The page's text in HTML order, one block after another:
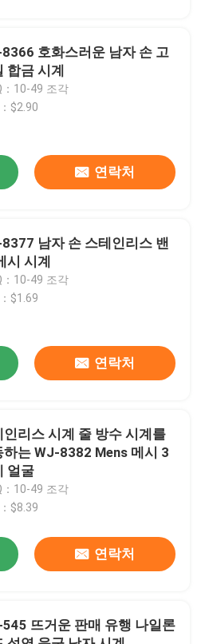
호화스러운 남자 손 고
합금 시계
：10-49 조각
$2.90
연락처
남자 손 스테인리스 밴
시 시계
：10-49 조각
$1.69
연락처
인리스 시계 줄 방수 시계를
하는 WJ-8382 Mens 메시 3
얼굴
：10-49 조각
$8.39
연락처
545 뜨거운 판매 유행 나일론